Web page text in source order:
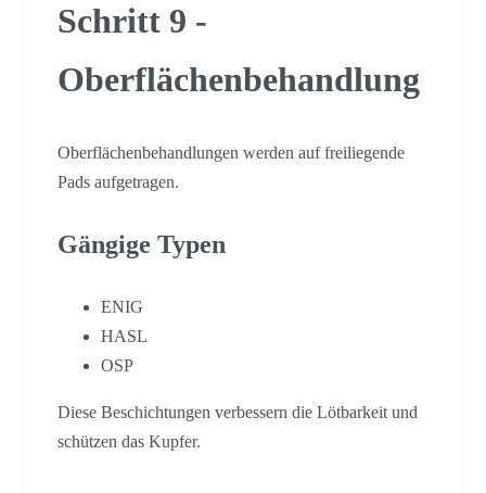
Schritt 9 -
Oberflächenbehandlung
Oberflächenbehandlungen werden auf freiliegende
Pads aufgetragen.
Gängige Typen
ENIG
HASL
OSP
Diese Beschichtungen verbessern die Lötbarkeit und
schützen das Kupfer.